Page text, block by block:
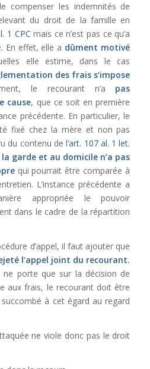
compenser les indemnités de
du droit de la famille en
1 CPC mais ce n’est pas ce qu’a
En effet, elle a dûment motivé
elle estime, dans le cas
des frais s’impose
le recourant n’a pas
cause, que ce soit en première
précédente. En particulier, le
fixé chez la mère et non pas
du contenu de l’art. 107 al. 1 let.
garde et au domicile n’a pas
qui pourrait être comparée à
L’instance précédente a
appropriée le pouvoir
dans le cadre de la répartition
d’appel, il faut ajouter que
l’appel joint du recourant.
porte que sur la décision de
aux frais, le recourant doit être
à cet égard au regard
ne viole donc pas le droit